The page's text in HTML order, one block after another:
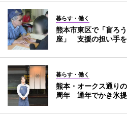
暮らす・働く
熊本市東区で「盲ろ
座」 支援の担い手
暮らす・働く
熊本・オークス通り
周年 通年でかき氷